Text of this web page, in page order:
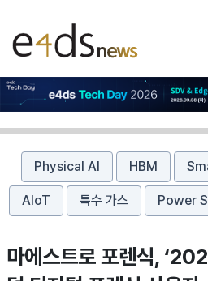
Physical AI HBM
AIoT 특수 가스 Power
마에스트로 포렌식,